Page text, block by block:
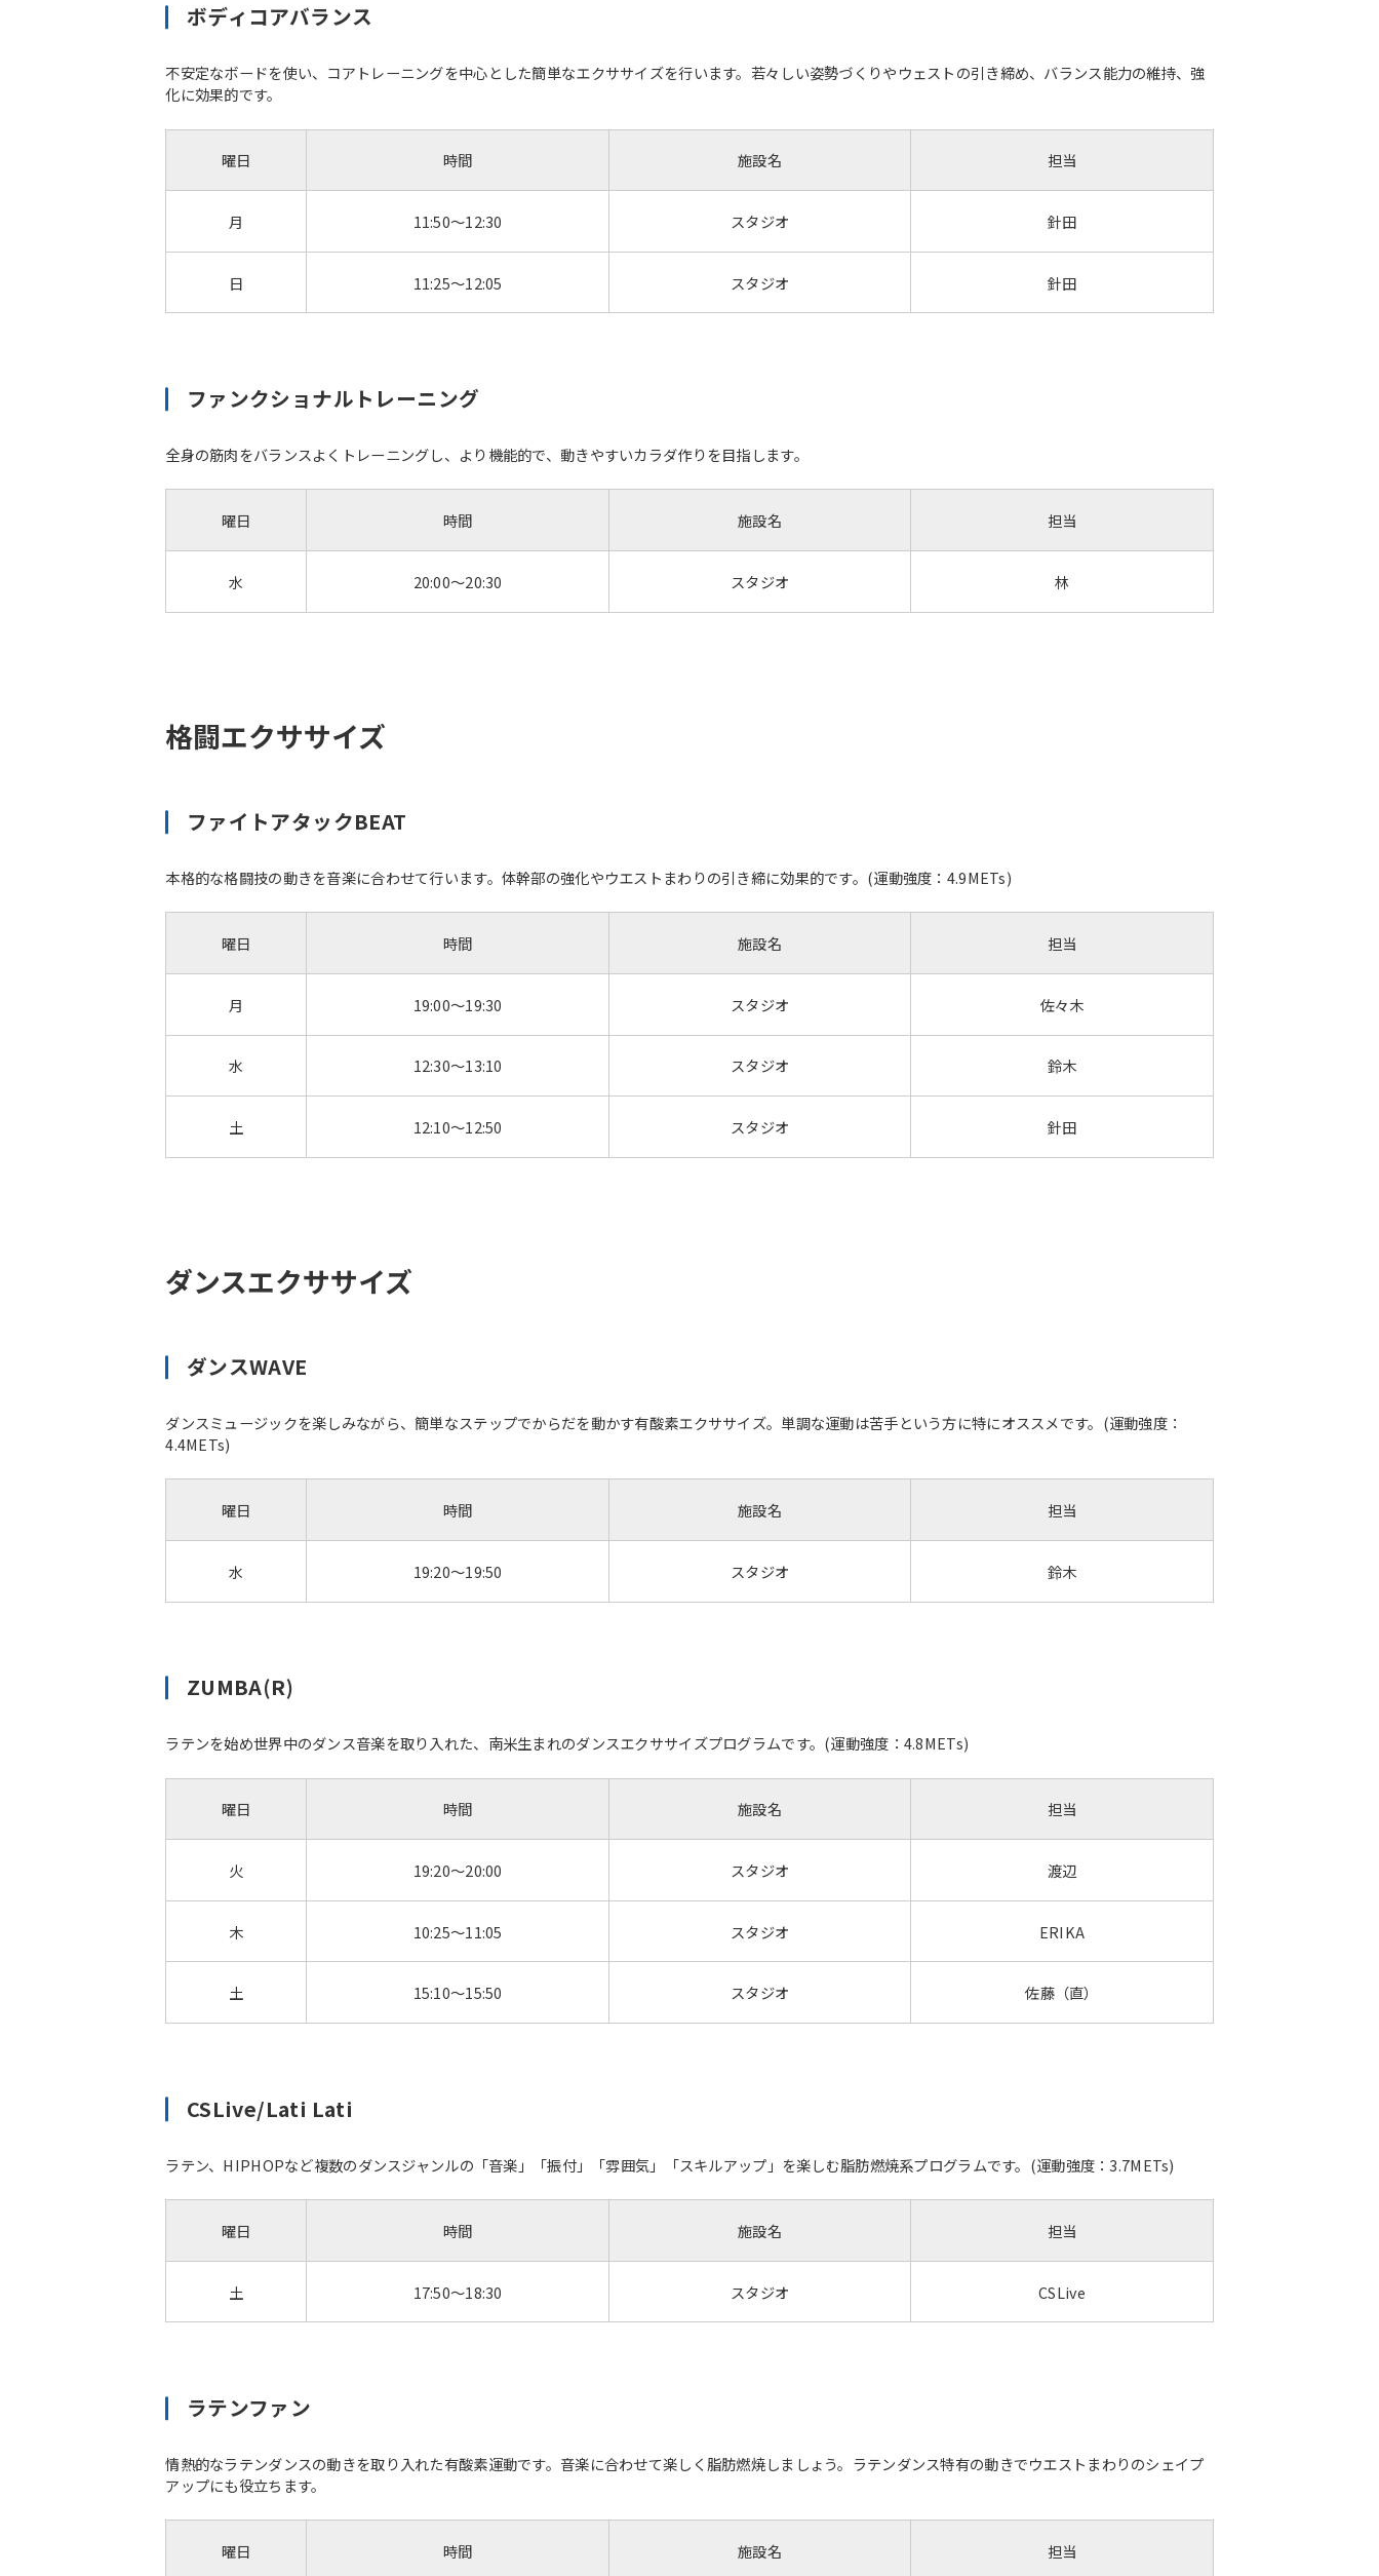
ボディコアバランス
不安定なボードを使い、コアトレーニングを中心とした簡単なエクササイズを行います。若々しい姿勢づくりやウェストの引き締め、バランス能力の維持、強
化に効果的です。
曜日
月
時間
11:50～12:30
施設名
スタジオ
担当
針田
日 11:25～12:05 スタジオ 針田
ファンクショナルトレーニング
全身の筋肉をバランスよくトレーニングし、より機能的で、動きやすいカラダ作りを目指します。
曜日
水
時間
20:00～20:30
施設名
スタジオ
担当
林
格闘エクササイズ
ファイトアタックBEAT
本格的な格闘技の動きを音楽に合わせて行います。体幹部の強化やウエストまわりの引き締に効果的です。(運動強度：4.9METs)
曜日
月
時間
19:00～19:30
施設名
スタジオ
担当
佐々木
水 12:30～13:10 スタジオ 鈴木
土 12:10～12:50 スタジオ 針田
ダンスエクササイズ
ダンスWAVE
ダンスミュージックを楽しみながら、簡単なステップでからだを動かす有酸素エクササイズ。単調な運動は苦手という方に特にオススメです。(運動強度：
4.4METs)
曜日
水
時間
19:20～19:50
施設名
スタジオ
担当
鈴木
ZUMBA(R)
ラテンを始め世界中のダンス音楽を取り入れた、南米生まれのダンスエクササイズプログラムです。(運動強度：4.8METs)
曜日
火
時間
19:20～20:00
施設名
スタジオ
担当
渡辺
木 10:25～11:05 スタジオ ERIKA
土 15:10～15:50 スタジオ 佐藤（直）
CSLive/Lati Lati
ラテン、HIPHOPなど複数のダンスジャンルの「音楽」「振付」「雰囲気」「スキルアップ」を楽しむ脂肪燃焼系プログラムです。(運動強度：3.7METs)
曜日
土
時間
17:50～18:30
施設名
スタジオ
担当
CSLive
ラテンファン
情熱的なラテンダンスの動きを取り入れた有酸素運動です。音楽に合わせて楽しく脂肪燃焼しましょう。ラテンダンス特有の動きでウエストまわりのシェイプ
アップにも役立ちます。
曜日 時間 施設名 担当
For foreigners
Central Sports official website is
English. Click the link below (start
automatic translation) to return to